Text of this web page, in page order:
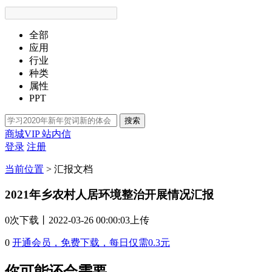
全部
应用
行业
种类
属性
PPT
搜索
商城VIP站内信
登录 注册
当前位置 > 汇报文档
2021年乡农村人居环境整治开展情况汇报
0次下载 丨2022-03-26 00:00:03上传
0 开通会员，免费下载，每日仅需0.3元